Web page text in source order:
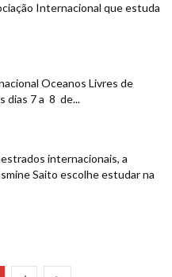
Internacional que estuda
Oceanos Livres de
dias 7 a 8 de...
internacionais, a
Saito escolhe estudar na